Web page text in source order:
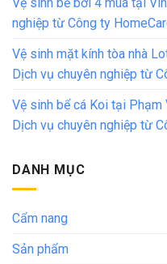
nghiệp từ Công ty
Vệ sinh mặt kính tòa nhà
Dịch vụ chuyên nghiệp từ
Vệ sinh bể cá Koi tại
Dịch vụ chuyên nghiệp từ
DANH MỤC
Cẩm nang
Sản phẩm